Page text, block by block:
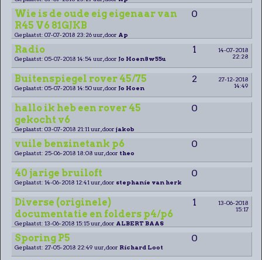
Wie is de oude eig eigenaar van
R45 V6 81GJKB
0
Geplaatst: 07-07-2018 23:26 uur, door Ap
Radio 1
14-07-2018
22:28
Geplaatst: 05-07-2018 14:54 uur, door Jo Hoen8w55u
Buitenspiegel rover 45/75 2
27-12-2018
14:49
Geplaatst: 05-07-2018 14:50 uur, door Jo Hoen
hallo ik heb een rover 45
gekocht v6
0
Geplaatst: 03-07-2018 21:11 uur, door jakob
vuile benzinetank p6 0
Geplaatst: 25-06-2018 18:08 uur, door theo
40 jarige bruiloft 0
Geplaatst: 14-06-2018 12:41 uur, door stephanie van herk
Diverse (originele)
documentatie en folders p4/p6
1
13-06-2018
15:17
Geplaatst: 13-06-2018 15:15 uur, door ALBERT BAAS
Sporing P5 0
Geplaatst: 27-05-2018 22:49 uur, door Richard Loot